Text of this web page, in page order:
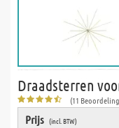
Draadsterren
(11
Prijs (incl. BTW)